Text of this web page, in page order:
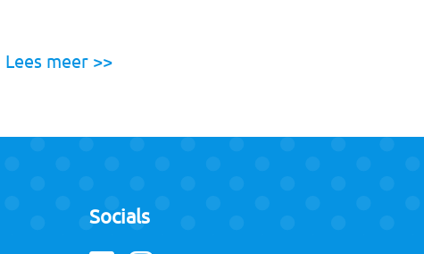
Lees meer >>
Socials